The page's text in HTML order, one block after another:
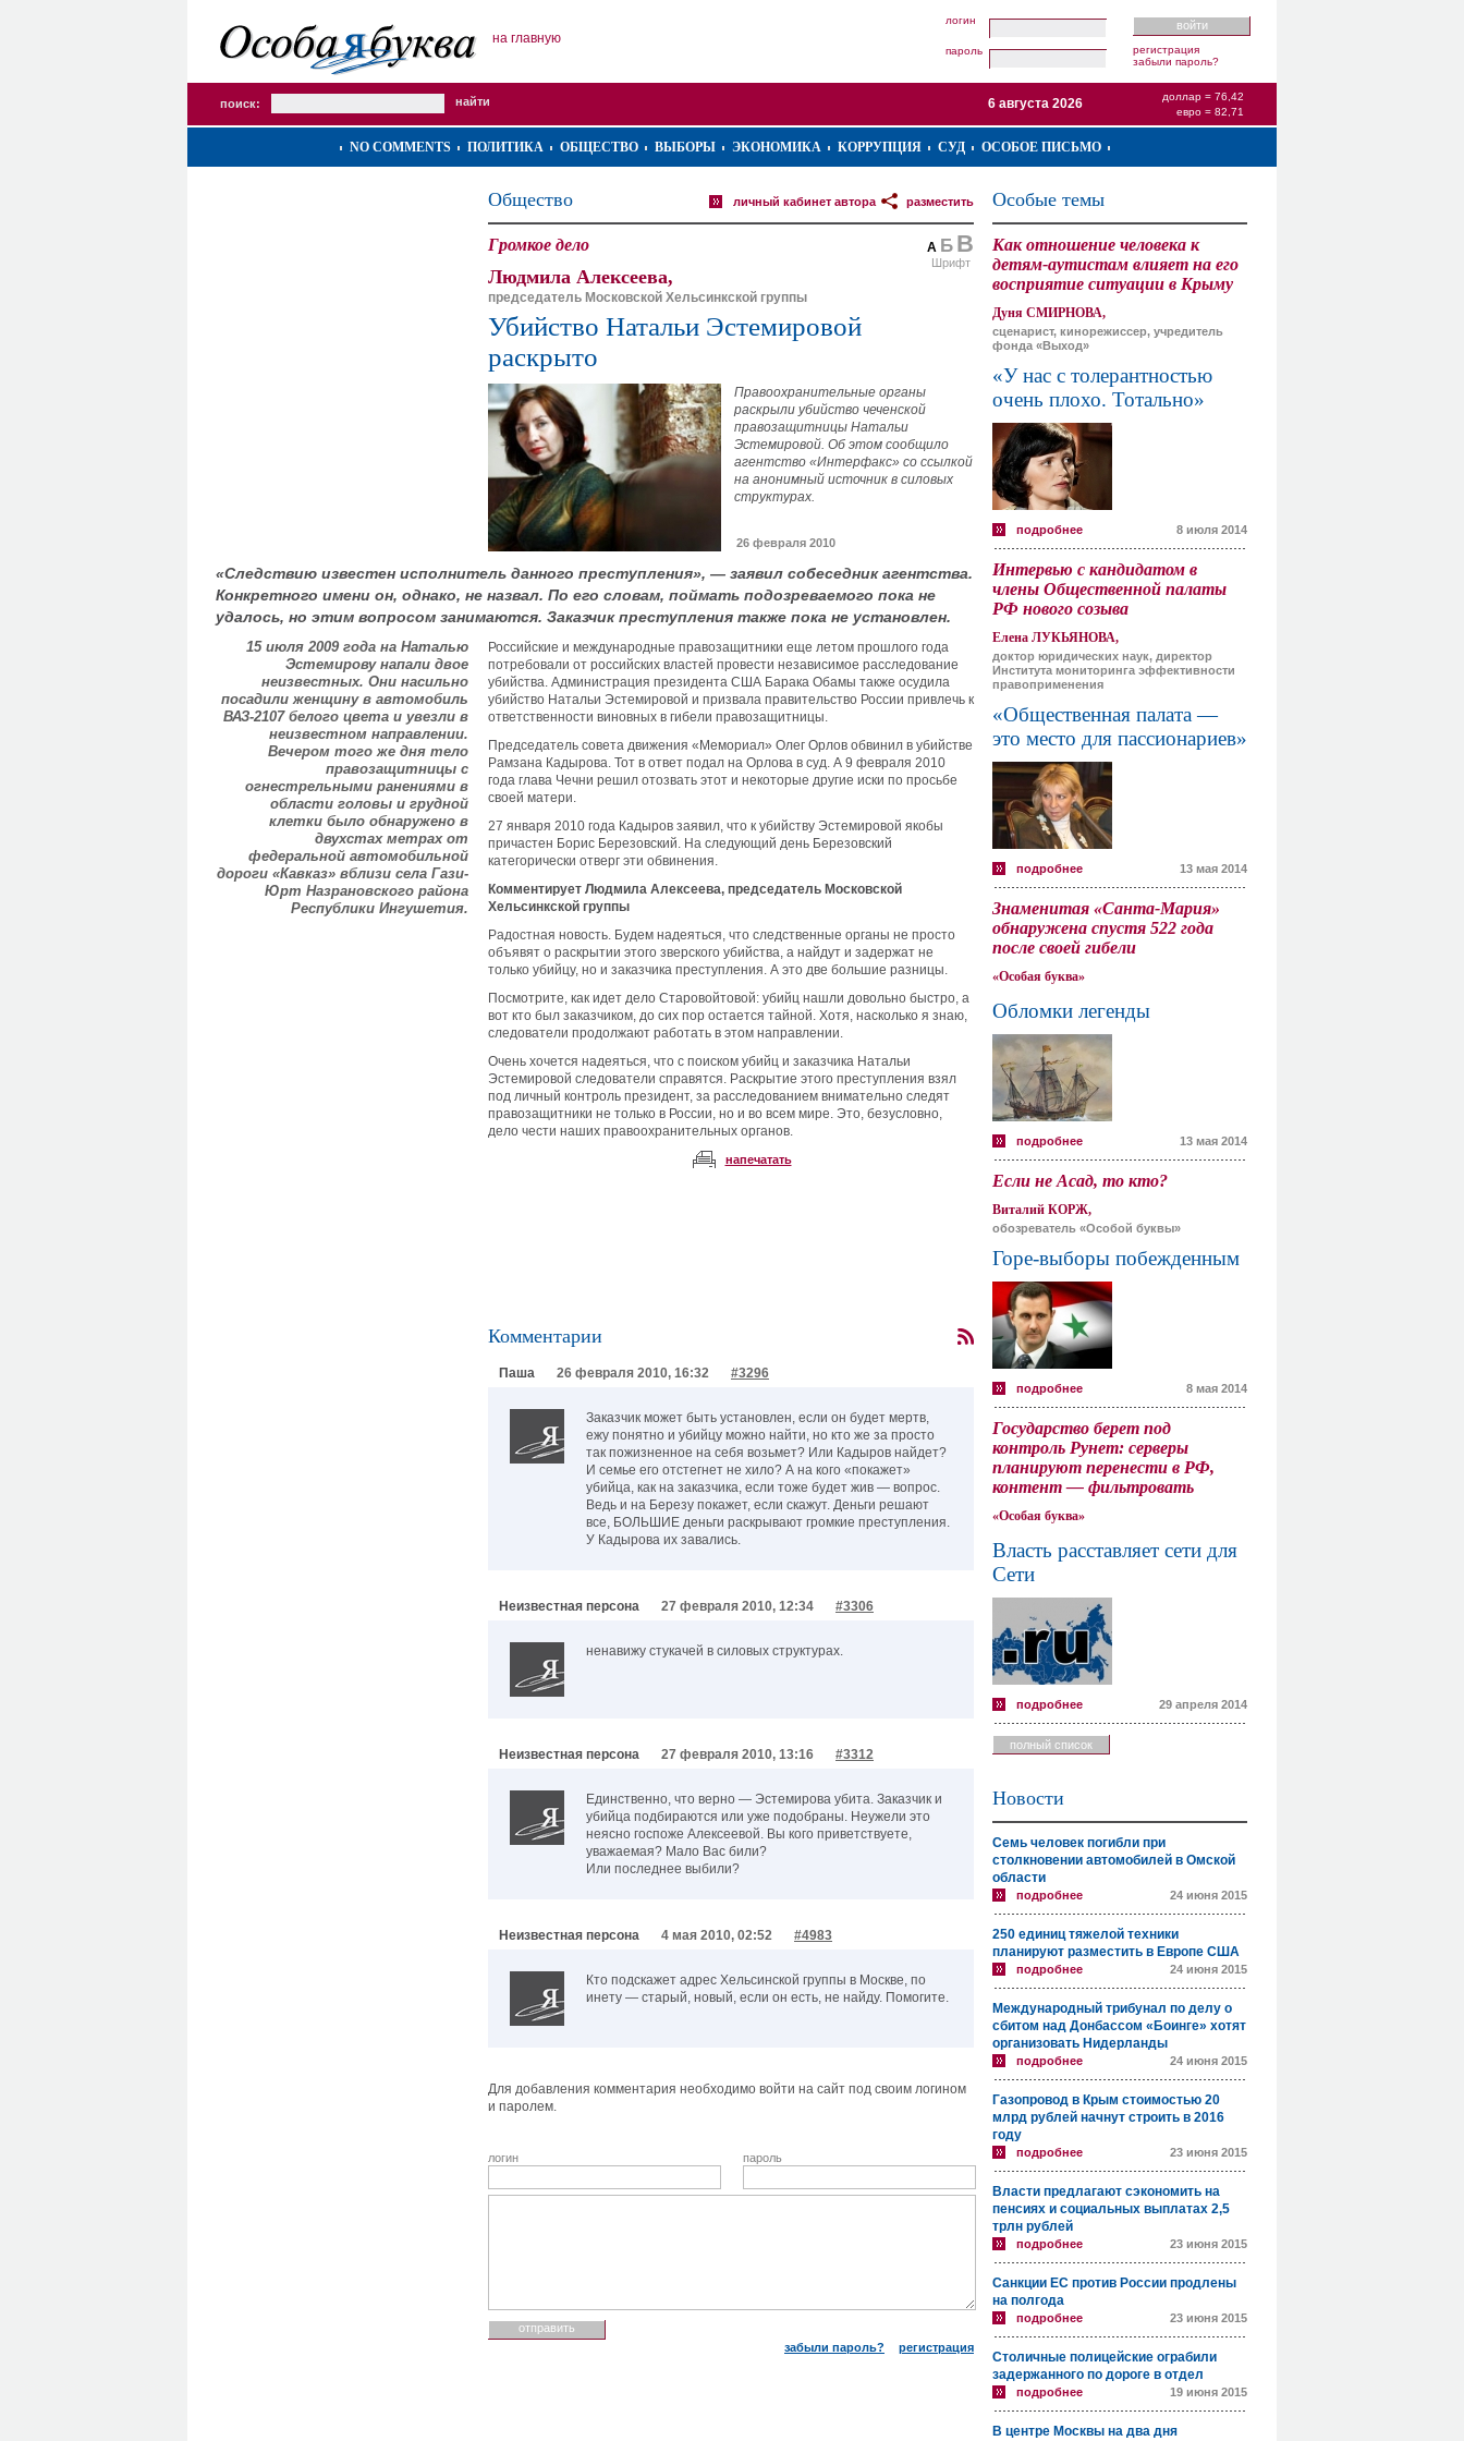
на главную
логин
пароль
регистрация
забыли пароль?
поиск:
доллар = 76,42
евро = 82,71
6 августа 2026
NO COMMENTS ПОЛИТИКА ОБЩЕСТВО ВЫБОРЫ ЭКОНОМИКА КОРРУПЦИЯ СУД ОСОБОЕ ПИСЬМО
Общество разместить
личный кабинет автора
А Б В
Шрифт
Громкое дело
Людмила Алексеева,
председатель Московской Хельсинкской группы
Убийство Натальи Эстемировой
раскрыто
Правоохранительные органы
раскрыли убийство чеченской
правозащитницы Натальи
Эстемировой. Об этом сообщило
агентство «Интерфакс» со ссылкой
на анонимный источник в силовых
структурах.
26 февраля 2010
«Следствию известен исполнитель данного преступления», — заявил собеседник агентства.
Конкретного имени он, однако, не назвал. По его словам, поймать подозреваемого пока не
удалось, но этим вопросом занимаются. Заказчик преступления также пока не установлен.
15 июля 2009 года на Наталью
Эстемирову напали двое
неизвестных. Они насильно
посадили женщину в автомобиль
ВАЗ-2107 белого цвета и увезли в
неизвестном направлении.
Вечером того же дня тело
правозащитницы с
огнестрельными ранениями в
области головы и грудной
клетки было обнаружено в
двухстах метрах от
федеральной автомобильной
дороги «Кавказ» вблизи села Гази-
Юрт Назрановского района
Республики Ингушетия.
Российские и международные правозащитники еще летом прошлого года
потребовали от российских властей провести независимое расследование
убийства. Администрация президента США Барака Обамы также осудила
убийство Натальи Эстемировой и призвала правительство России привлечь к
ответственности виновных в гибели правозащитницы.
Председатель совета движения «Мемориал» Олег Орлов обвинил в убийстве
Рамзана Кадырова. Тот в ответ подал на Орлова в суд. А 9 февраля 2010
года глава Чечни решил отозвать этот и некоторые другие иски по просьбе
своей матери.
27 января 2010 года Кадыров заявил, что к убийству Эстемировой якобы
причастен Борис Березовский. На следующий день Березовский
категорически отверг эти обвинения.
Комментирует Людмила Алексеева, председатель Московской
Хельсинкской группы
Радостная новость. Будем надеяться, что следственные органы не просто
объявят о раскрытии этого зверского убийства, а найдут и задержат не
только убийцу, но и заказчика преступления. А это две большие разницы.
Посмотрите, как идет дело Старовойтовой: убийц нашли довольно быстро, а
вот кто был заказчиком, до сих пор остается тайной. Хотя, насколько я знаю,
следователи продолжают работать в этом направлении.
Очень хочется надеяться, что с поиском убийц и заказчика Натальи
Эстемировой следователи справятся. Раскрытие этого преступления взял
под личный контроль президент, за расследованием внимательно следят
правозащитники не только в России, но и во всем мире. Это, безусловно,
дело чести наших правоохранительных органов.
напечатать
Комментарии
Паша 26 февраля 2010, 16:32 #3296
Заказчик может быть установлен, если он будет мертв,
ежу понятно и убийцу можно найти, но кто же за просто
так пожизненное на себя возьмет? Или Кадыров найдет?
И семье его отстегнет не хило? А на кого «покажет»
убийца, как на заказчика, если тоже будет жив — вопрос.
Ведь и на Березу покажет, если скажут. Деньги решают
все, БОЛЬШИЕ деньги раскрывают громкие преступления.
У Кадырова их завались.
Неизвестная персона 27 февраля 2010, 12:34 #3306
ненавижу стукачей в силовых структурах.
Неизвестная персона 27 февраля 2010, 13:16 #3312
Единственно, что верно — Эстемирова убита. Заказчик и
убийца подбираются или уже подобраны. Неужели это
неясно госпоже Алексеевой. Вы кого приветствуете,
уважаемая? Мало Вас били?
Или последнее выбили?
Неизвестная персона 4 мая 2010, 02:52 #4983
Кто подскажет адрес Хельсинской группы в Москве, по
инету — старый, новый, если он есть, не найду. Помогите.
Для добавления комментария необходимо войти на сайт под своим логином
и паролем.
логин пароль
забыли пароль? регистрация
Особые темы
Как отношение человека к
детям-аутистам влияет на его
восприятие ситуации в Крыму
Дуня СМИРНОВА,
сценарист, кинорежиссер, учредитель
фонда «Выход»
«У нас с толерантностью
очень плохо. Тотально»
подробнее 8 июля 2014
Интервью с кандидатом в
члены Общественной палаты
РФ нового созыва
Елена ЛУКЬЯНОВА,
доктор юридических наук, директор
Института мониторинга эффективности
правоприменения
«Общественная палата —
это место для пассионариев»
подробнее 13 мая 2014
Знаменитая «Санта-Мария»
обнаружена спустя 522 года
после своей гибели
«Особая буква»
Обломки легенды
подробнее 13 мая 2014
Если не Асад, то кто?
Виталий КОРЖ,
обозреватель «Особой буквы»
Горе-выборы побежденным
подробнее 8 мая 2014
Государство берет под
контроль Рунет: серверы
планируют перенести в РФ,
контент — фильтровать
«Особая буква»
Власть расставляет сети для
Сети
подробнее 29 апреля 2014
полный список
Новости
Семь человек погибли при
столкновении автомобилей в Омской
области
подробнее 24 июня 2015
250 единиц тяжелой техники
планируют разместить в Европе США
подробнее 24 июня 2015
Международный трибунал по делу о
сбитом над Донбассом «Боинге» хотят
организовать Нидерланды
подробнее 24 июня 2015
Газопровод в Крым стоимостью 20
млрд рублей начнут строить в 2016
году
подробнее 23 июня 2015
Власти предлагают сэкономить на
пенсиях и социальных выплатах 2,5
трлн рублей
подробнее 23 июня 2015
Санкции ЕС против России продлены
на полгода
подробнее 23 июня 2015
Столичные полицейские ограбили
задержанного по дороге в отдел
подробнее 19 июня 2015
В центре Москвы на два дня